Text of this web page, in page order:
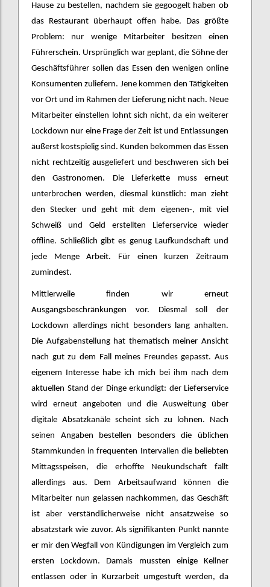
Hause zu bestellen, nachdem sie gegoogelt haben ob
das Restaurant überhaupt offen habe. Das größte
Problem: nur wenige Mitarbeiter besitzen einen
Führerschein. Ursprünglich war geplant, die Söhne der
Geschäftsführer sollen das Essen den wenigen online
Konsumenten zuliefern. Jene kommen den Tätigkeiten
vor Ort und im Rahmen der Lieferung nicht nach. Neue
Mitarbeiter einstellen lohnt sich nicht, da ein weiterer
Lockdown nur eine Frage der Zeit ist und Entlassungen
äußerst kostspielig sind. Kunden bekommen das Essen
nicht rechtzeitig ausgeliefert und beschweren sich bei
den Gastronomen. Die Lieferkette muss erneut
unterbrochen werden, diesmal künstlich: man zieht
den Stecker und geht mit dem eigenen-, mit viel
Schweiß und Geld erstellten Lieferservice wieder
offline. Schließlich gibt es genug Laufkundschaft und
jede Menge Arbeit. Für einen kurzen Zeitraum
zumindest.
Mittlerweile finden wir erneut
Ausgangsbeschränkungen vor. Diesmal soll der
Lockdown allerdings nicht besonders lang anhalten.
Die Aufgabenstellung hat thematisch meiner Ansicht
nach gut zu dem Fall meines Freundes gepasst. Aus
eigenem Interesse habe ich mich bei ihm nach dem
aktuellen Stand der Dinge erkundigt: der Lieferservice
wird erneut angeboten und die Ausweitung über
digitale Absatzkanäle scheint sich zu lohnen. Nach
seinen Angaben bestellen besonders die üblichen
Stammkunden in frequenten Intervallen die beliebten
Mittagsspeisen, die erhoffte Neukundschaft fällt
allerdings aus. Dem Arbeitsaufwand können die
Mitarbeiter nun gelassen nachkommen, das Geschäft
ist aber verständlicherweise nicht ansatzweise so
absatzstark wie zuvor. Als signifikanten Punkt nannte
er mir den Wegfall von Kündigungen im Vergleich zum
ersten Lockdown. Damals mussten einige Kellner
entlassen oder in Kurzarbeit umgestuft werden, da